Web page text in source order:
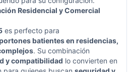
Residencial y Comercial
es perfecto para
batientes en residencias,
. Su combinación
y compatibilidad lo convierten en